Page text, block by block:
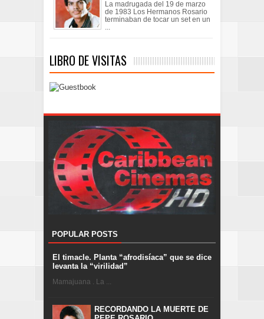
La madrugada del 19 de marzo
de 1983 Los Hermanos Rosario
terminaban de tocar un set en un
...
LIBRO DE VISITAS
POPULAR POSTS
El timacle. Planta “afrodisíaca” que se dice
levanta la “virilidad”
Mamajuana . La ...
RECORDANDO LA MUERTE DE